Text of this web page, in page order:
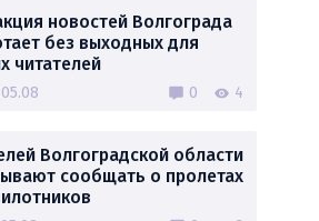
новостей Волгограда
без выходных для
читателей
0 4
Волгоградской области
сообщать о пролетах